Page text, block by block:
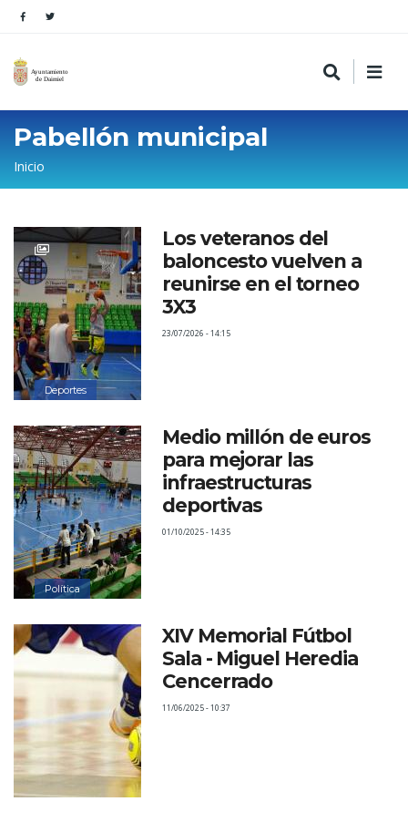
Pabellón municipal
Sobrescribir
enlaces
de
ayuda
a
la
navegación
Inicio
Deportes
Los veteranos del
baloncesto vuelven a
reunirse en el torneo
3X3
23/07/2026 - 14:15
Política
Medio millón de euros
para mejorar las
infraestructuras
deportivas
01/10/2025 - 14:35
XIV Memorial Fútbol
Sala - Miguel Heredia
Cencerrado
11/06/2025 - 10:37